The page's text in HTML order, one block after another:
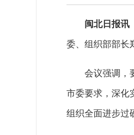
闽北日报讯
委、组织部部长
会议强调，
市委要求，深化
组织全面进步过